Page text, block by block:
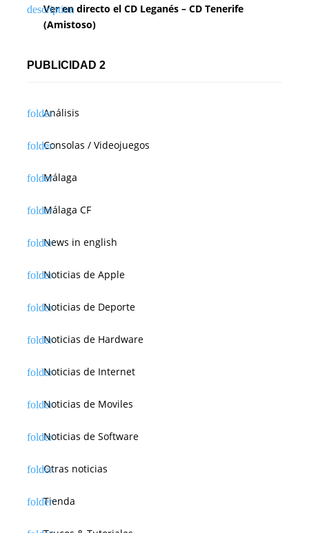
Ver en directo el CD Leganés – CD Tenerife
(Amistoso)
PUBLICIDAD 2
Análisis
Consolas / Videojuegos
Málaga
Málaga CF
News in english
Noticias de Apple
Noticias de Deporte
Noticias de Hardware
Noticias de Internet
Noticias de Moviles
Noticias de Software
Otras noticias
Tienda